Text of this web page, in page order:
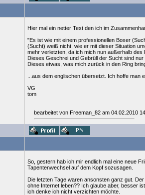
Hier mal ein netter Text den ich im
"Es ist wie mit einem professionellen Boxer
(Sucht) weiß nicht, wie er mit dieser Situation
mehr verletzten, da ich mich nun außerhalb des
Dieses Geschrei und Gebrüll der Sucht sind
Dieses etwas, was mich zurück in den Ring
...aus dem englischen übersetzt. Ich hoffe man
VG
tom
bearbeitet von Freeman_82 am 04.02.2010
So, gestern hab ich mir endlich mal eine neue
Tapentenwechsel auf dem Kopf sozusagen.
Die letzten Tage waren ansonsten ganz gut.
ohne Internet leben?? Ich glaube aber, besser
ich denke ich nicht verzichten möchte.